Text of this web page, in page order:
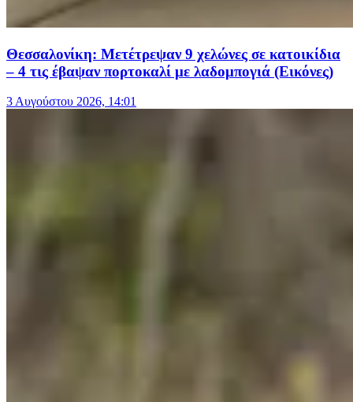
Θεσσαλονίκη: Μετέτρεψαν 9 χελώνες σε κατοικίδια
– 4 τις έβαψαν πορτοκαλί με λαδομπογιά (Εικόνες)
3 Αυγούστου 2026, 14:01